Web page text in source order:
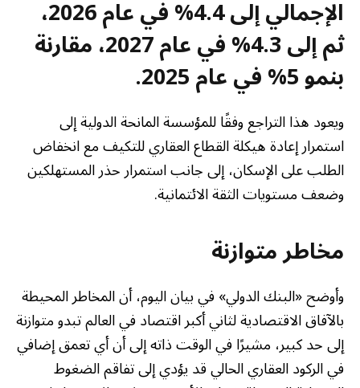
الإجمالي إلى 4.4% في عام 2026،
ثم إلى 4.3% في عام 2027، مقارنة
بنمو 5% في عام 2025.
ويعود هذا التراجع وفقًا للمؤسسة المانحة الدولية إلى
استمرار إعادة هيكلة القطاع العقاري للتكيف مع انخفاض
الطلب على الإسكان، إلى جانب استمرار حذر المستهلكين
وضعف مستويات الثقة الائتمانية.
مخاطر متوازنة
وأوضح «البنك الدولي» في بيان اليوم، أن المخاطر المحيطة
بالآفاق الاقتصادية لثاني أكبر اقتصاد في العالم تبدو متوازنة
إلى حد كبير، مشيرًا في الوقت ذاته إلى أن أي تعمق إضافي
في الركود العقاري الحالي قد يؤدي إلى تفاقم الضغوط